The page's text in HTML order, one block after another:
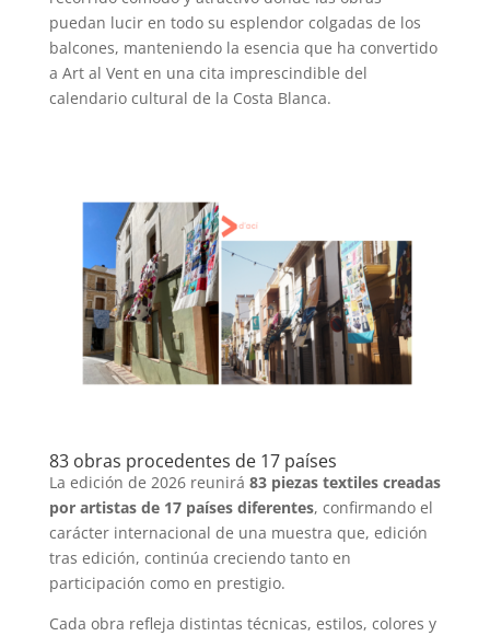
puedan lucir en todo su esplendor colgadas de los
balcones, manteniendo la esencia que ha convertido
a Art al Vent en una cita imprescindible del
calendario cultural de la Costa Blanca.
83 obras procedentes de 17 países
La edición de 2026 reunirá 83 piezas textiles creadas
por artistas de 17 países diferentes, confirmando el
carácter internacional de una muestra que, edición
tras edición, continúa creciendo tanto en
participación como en prestigio.
Cada obra refleja distintas técnicas, estilos, colores y